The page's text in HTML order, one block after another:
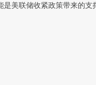
美联储收紧政策带来的